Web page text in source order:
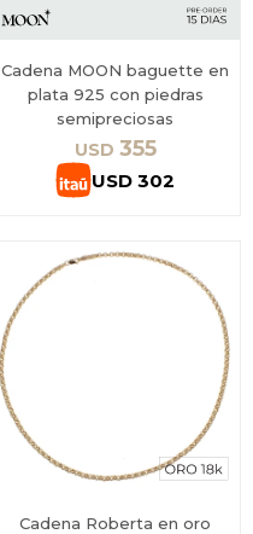
Cadena MOON baguette en
plata 925 con piedras
semipreciosas
USD 355
USD 302
Cadena Roberta en oro